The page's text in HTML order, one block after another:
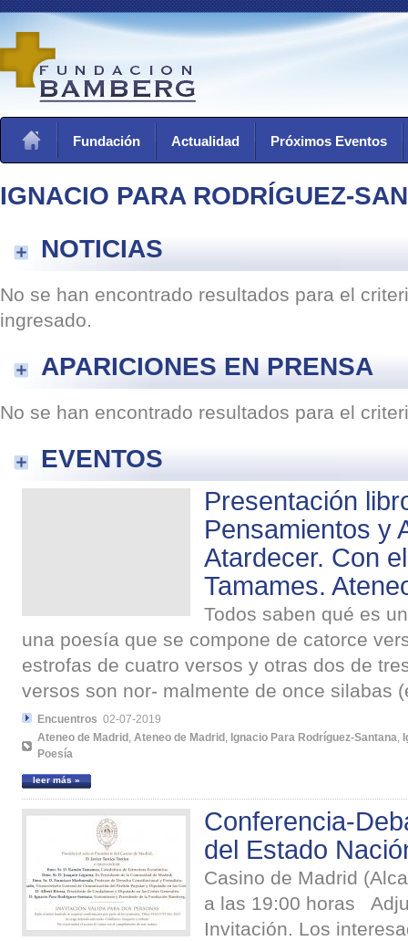
Fundación Actualidad Próximos Eventos
IGNACIO PARA RODRÍGUEZ-
NOTICIAS
No se han encontrado resultados para el
ingresado.
APARICIONES EN PRENSA
No se han encontrado resultados para el
EVENTOS
Presentación
Pensamientos y
Atardecer. Con
Tamames.
Todos saben qué es
una poesía que se compone de catorce
estrofas de cuatro versos y otras dos de
versos son nor- malmente de once silabas
Encuentros 02-07-2019
Ateneo de Madrid , Ateneo de Madrid , Ignacio Para Rodríguez-Santana,
Poesía
leer más »
Conferencia-
del Estado
Casino de Madrid
a las 19:00 horas
Invitación. Los